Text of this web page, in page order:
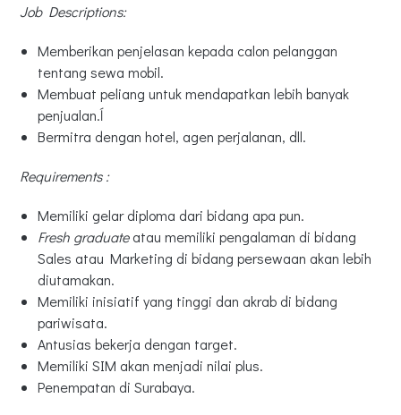
Job Descriptions:
Memberikan penjelasan kepada calon pelanggan
tentang sewa mobil.
Membuat peliang untuk mendapatkan lebih banyak
penjualan.ĺ
Bermitra dengan hotel, agen perjalanan, dll.
Requirements :
Memiliki gelar diploma dari bidang apa pun.
Fresh graduateatau memiliki pengalaman di bidang
Sales atau Marketing di bidang persewaan akan lebih
diutamakan.
Memiliki inisiatif yang tinggi dan akrab di bidang
pariwisata.
Antusias bekerja dengan target.
Memiliki SIM akan menjadi nilai plus.
Penempatan di Surabaya.